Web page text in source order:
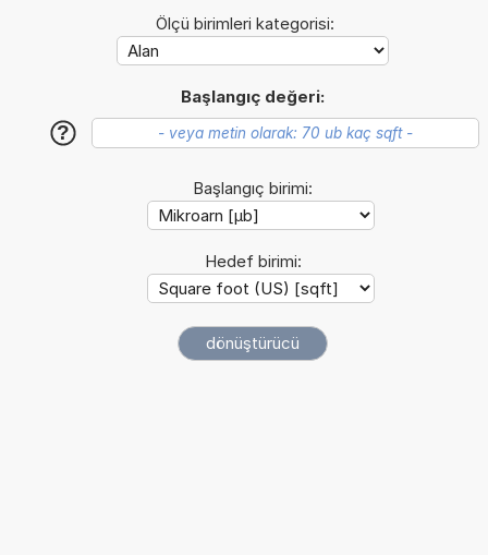
Ölçü birimleri kategorisi:
Başlangıç değeri:
?
Başlangıç birimi:
Hedef birimi: